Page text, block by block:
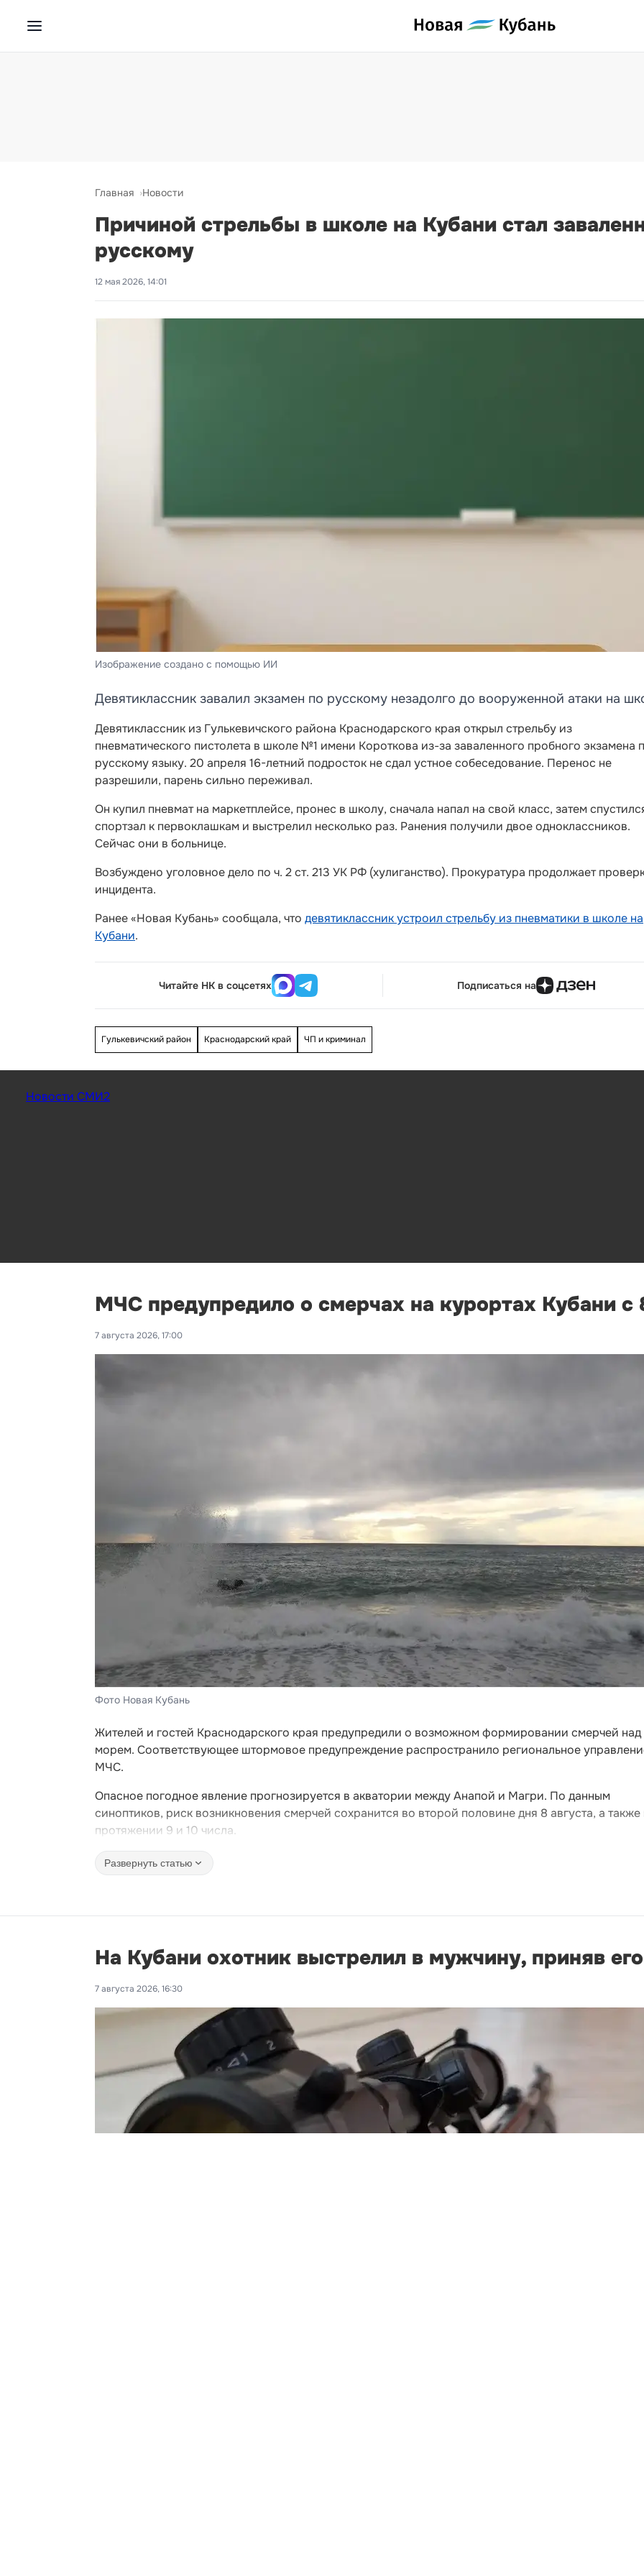
Главная Новости
Причиной стрельбы в школе на Кубани стал
русскому
12 мая 2026, 14:01
Изображение создано с помощью ИИ
Девятиклассник завалил экзамен по русскому незадолго до вооруженной атаки на
Девятиклассник из Гулькевичского района Краснодарского края открыл стрельбу из
пневматического пистолета в школе №1 имени Короткова из-за заваленного пробного экзамена
русскому языку. 20 апреля 16-летний подросток не сдал устное собеседование. Перенос не
разрешили, парень сильно переживал.
Он купил пневмат на маркетплейсе, пронес в школу, сначала напал на свой класс, затем
спортзал к первоклашкам и выстрелил несколько раз. Ранения получили двое одноклассников.
Сейчас они в больнице.
Возбуждено уголовное дело по ч. 2 ст. 213 УК РФ (хулиганство). Прокуратура продолжает
инцидента.
Ранее «Новая Кубань» сообщала, что девятиклассник устроил стрельбу из пневматики в школе на
Кубани.
Читайте НК в соцсетях Подписаться на
Гулькевичский район Краснодарский край ЧП и криминал
Новости СМИ2
МЧС предупредило о смерчах на курортах Кубани с
7 августа 2026, 17:00
Фото Новая Кубань
Жителей и гостей Краснодарского края предупредили о возможном формировании смерчей над
морем. Соответствующее штормовое предупреждение распространило региональное
МЧС.
Опасное погодное явление прогнозируется в акватории между Анапой и Магри. По данным
синоптиков, риск возникновения смерчей сохранится во второй половине дня 8 августа, а также
протяжении 9 и 10 числа.
Развернуть статью
На Кубани охотник выстрелил в мужчину, приняв
7 августа 2026, 16:30